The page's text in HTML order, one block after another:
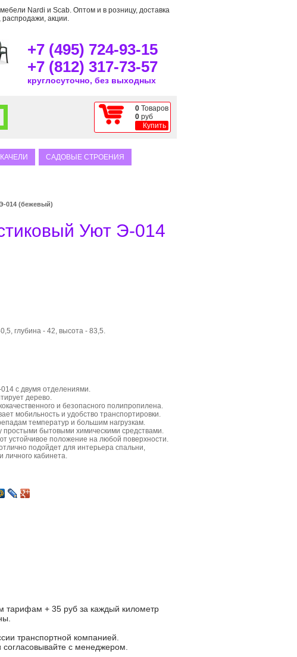
Nardi и Scab. Оптом и в розницу, доставка
акции.
+7 (495) 724-93-15
+7 (812) 317-73-57
круглосуточно, без выходных
0 Товаров
0 руб
Купить
САДОВЫЕ СТРОЕНИЯ
014 (бежевый)
Уют Э-014
глубина - 42, высота - 83,5.
с двумя отделениями.
дерево.
и безопасного полипропилена.
мобильность и удобство транспортировки.
температур и большим нагрузкам.
простыми бытовыми химическими средствами.
устойчивое положение на любой поверхности.
подойдет для интерьера спальни,
личного кабинета.
тарифам + 35 руб за каждый километр
транспортной компанией.
согласовывайте с менеджером.